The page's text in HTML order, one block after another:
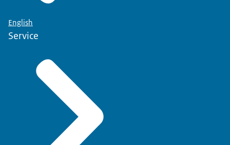
English
Service